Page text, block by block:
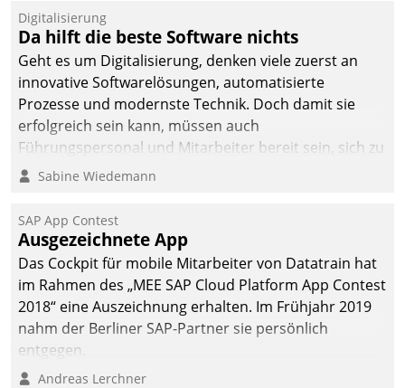
Digitalisierung
Da hilft die beste Software nichts
Geht es um Digitalisierung, denken viele zuerst an
innovative Softwarelösungen, automatisierte
Prozesse und modernste Technik. Doch damit sie
erfolgreich sein kann, müssen auch
Führungspersonal und Mitarbeiter bereit sein, sich zu
verändern und anzupassen, sonst werden sie an ihr
Sabine Wiedemann
SAP App Contest
Ausgezeichnete App
Das Cockpit für mobile Mitarbeiter von Datatrain hat
im Rahmen des „MEE SAP Cloud Platform App Contest
2018“ eine Auszeichnung erhalten. Im Frühjahr 2019
nahm der Berliner SAP-Partner sie persönlich
entgegen.
Andreas Lerchner